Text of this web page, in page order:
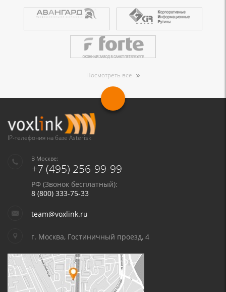
Посмотреть все
IP-телефония на базе Asterisk
В Москве:
+7 (495) 256-99-99
РФ (Звонок бесплатный):
8 (800) 333-75-33
team@voxlink.ru
г. Москва, Гостиничный проезд, 4